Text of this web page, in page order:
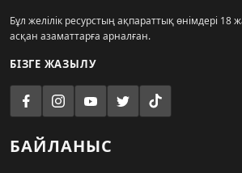
Бұл желілік ресурстың ақпараттық өнімдері 18
асқан азаматтарға арналған.
БІЗГЕ ЖАЗЫЛУ
БАЙЛАНЫС